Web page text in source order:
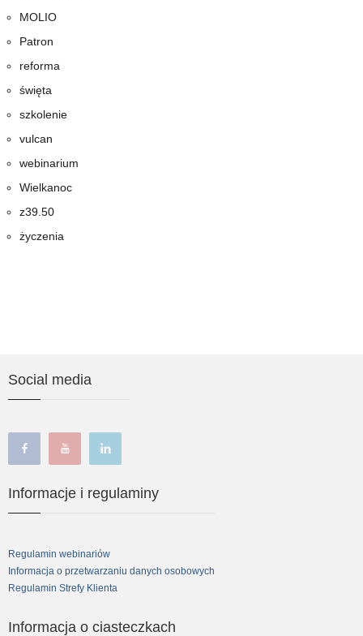
MOLIO
Patron
reforma
święta
szkolenie
vulcan
webinarium
Wielkanoc
z39.50
życzenia
Social media
Informacje i regulaminy
Regulamin webinariów
Informacja o przetwarzaniu danych osobowych
Regulamin Strefy Klienta
Informacja o ciasteczkach